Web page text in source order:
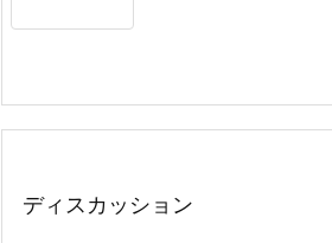
ディスカッション